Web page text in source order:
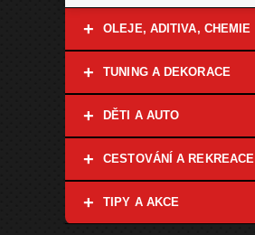
+ OLEJE, ADITIVA, CHEMIE
+ TUNING A DEKORACE
+ DĚTI A AUTO
+ CESTOVÁNÍ A REKREACE
+ TIPY A AKCE